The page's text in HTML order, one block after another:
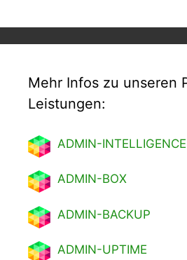
Mehr Infos zu unseren
Leistungen:
ADMIN-INTELLIGENCE
ADMIN-BOX
ADMIN-BACKUP
ADMIN-UPTIME